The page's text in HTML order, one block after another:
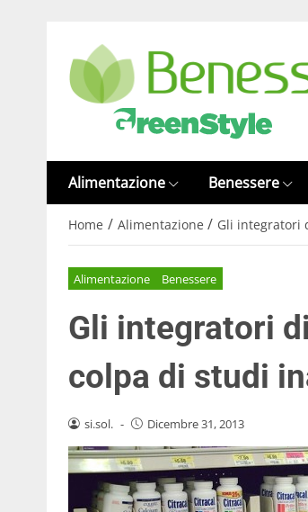
Alimentazione Benessere
Home / Alimentazione / Gli integratori
Alimentazione Benessere
Gli integratori
colpa di studi
si.sol. - Dicembre 31, 2013